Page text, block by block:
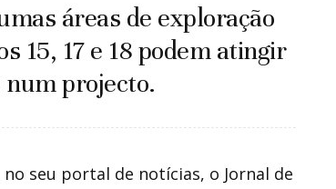
áreas de exploração
15, 17 e 18 podem atingir
num projecto.
seu portal de notícias, o Jornal de